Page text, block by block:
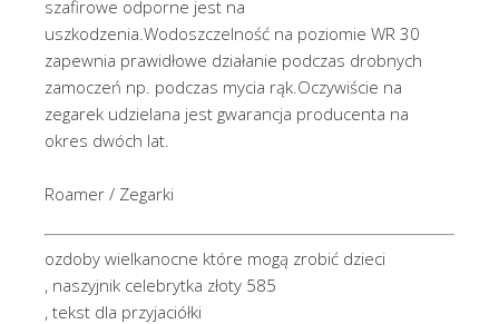
szafirowe odporne jest na
uszkodzenia.Wodoszczelność na poziomie WR 30
zapewnia prawidłowe działanie podczas drobnych
zamoczeń np. podczas mycia rąk.Oczywiście na
zegarek udzielana jest gwarancja producenta na
okres dwóch lat.
Roamer / Zegarki
ozdoby wielkanocne które mogą zrobić dzieci
, naszyjnik celebrytka złoty 585
, tekst dla przyjaciółki